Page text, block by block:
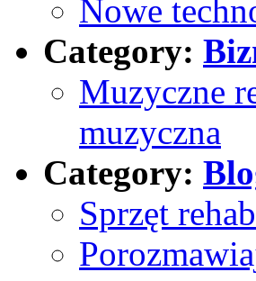
Nowe
Category:
Muzyczne
muzyczna
Category:
Sprzęt